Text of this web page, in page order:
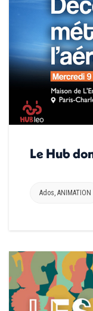
Le Hub
Ados, ANIMATION